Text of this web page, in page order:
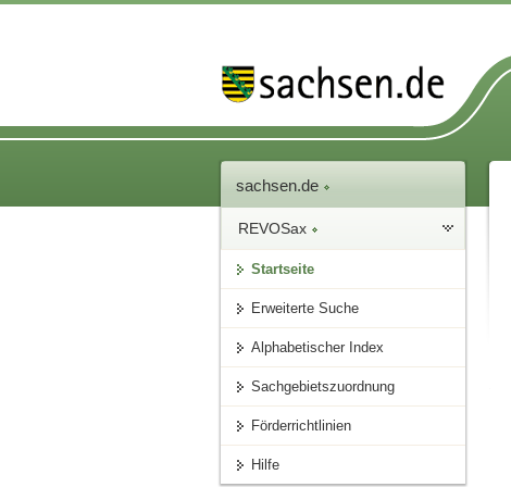
sachsen.de
REVOSax
Startseite
Erweiterte Suche
Alphabetischer Index
Sachgebietszuordnung
Förderrichtlinien
Hilfe